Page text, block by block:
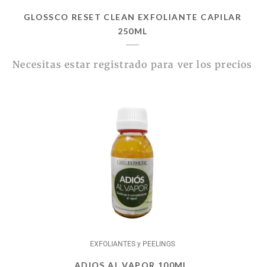
GLOSSCO RESET CLEAN EXFOLIANTE CAPILAR
250ML
Necesitas estar registrado para ver los precios
EXFOLIANTES y PEELINGS